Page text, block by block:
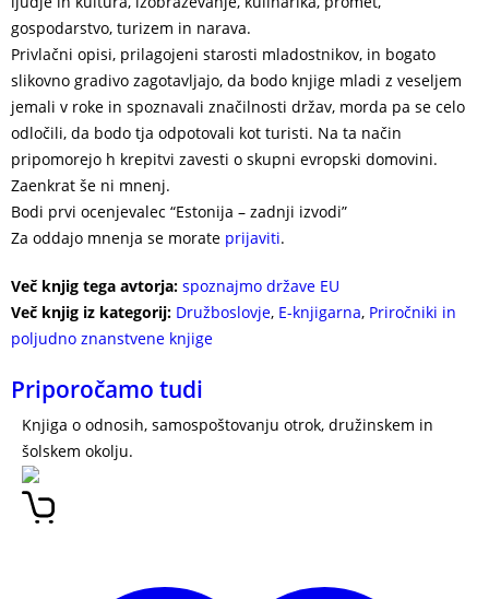
gospodarstvo, turizem in narava.
Privlačni opisi, prilagojeni starosti mladostnikov, in bogato
slikovno gradivo zagotavljajo, da bodo knjige mladi z veseljem
jemali v roke in spoznavali značilnosti držav, morda pa se celo
odločili, da bodo tja odpotovali kot turisti. Na ta način
pripomorejo h krepitvi zavesti o skupni evropski domovini.
Zaenkrat še ni mnenj.
Bodi prvi ocenjevalec “Estonija – zadnji izvodi”
Za oddajo mnenja se morate prijaviti.
Več knjig tega avtorja: spoznajmo države EU
Več knjig iz kategorij: Družboslovje, E-knjigarna, Priročniki in
poljudno znanstvene knjige
Priporočamo tudi
Knjiga o odnosih, samospoštovanju otrok, družinskem in
šolskem okolju.